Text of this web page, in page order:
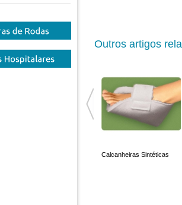
Outros artigos
Calcanheiras Sintéticas